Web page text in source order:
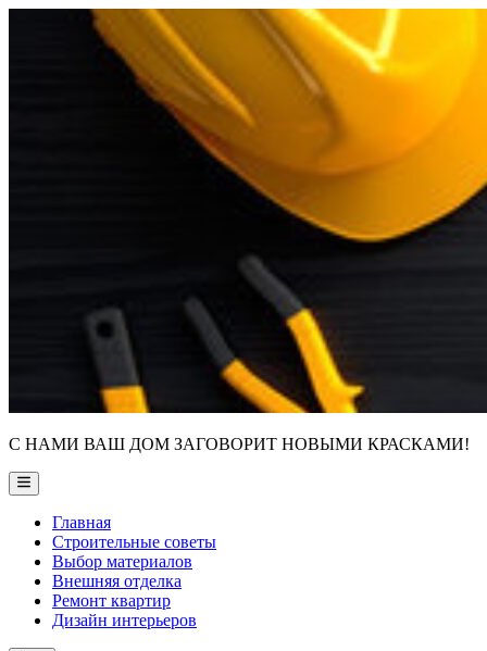
С НАМИ ВАШ ДОМ ЗАГОВОРИТ НОВЫМИ КРАСКАМИ!
Main
Menu
Главная
Строительные советы
Выбор материалов
Внешняя отделка
Ремонт квартир
Дизайн интерьеров